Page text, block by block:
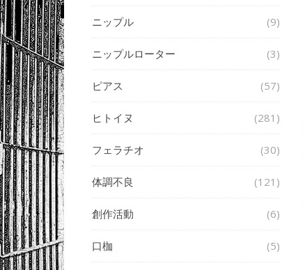
ニップル (9)
ニップルローター (3)
ピアス (57)
ヒトイヌ (281)
フェラチオ (30)
体調不良 (121)
創作活動 (6)
口枷 (5)